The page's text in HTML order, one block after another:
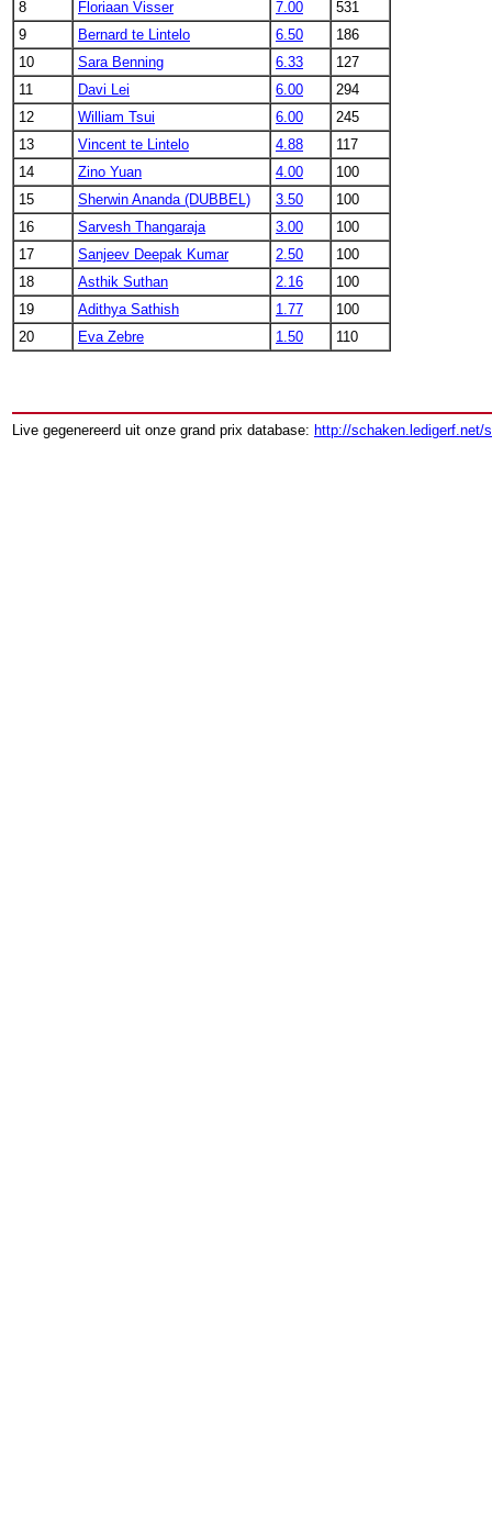
8 Floriaan Visser 7.00
531
9
Bernard te Lintelo 6.50
186
10
Sara Benning 6.33
127
11
Davi Lei 6.00
294
12
William Tsui 6.00
245
13
Vincent te Lintelo 4.88
117
14
Zino Yuan 4.00
100
15
Sherwin Ananda (DUBBEL) 3.50
100
16
Sarvesh Thangaraja 3.00
100
17
Sanjeev Deepak Kumar 2.50
100
18
Asthik Suthan 2.16
100
19
Adithya Sathish 1.77
100
20
Eva Zebre 1.50 110
Live gegenereerd uit onze grand prix database: http://schaken.ledigerf.net/